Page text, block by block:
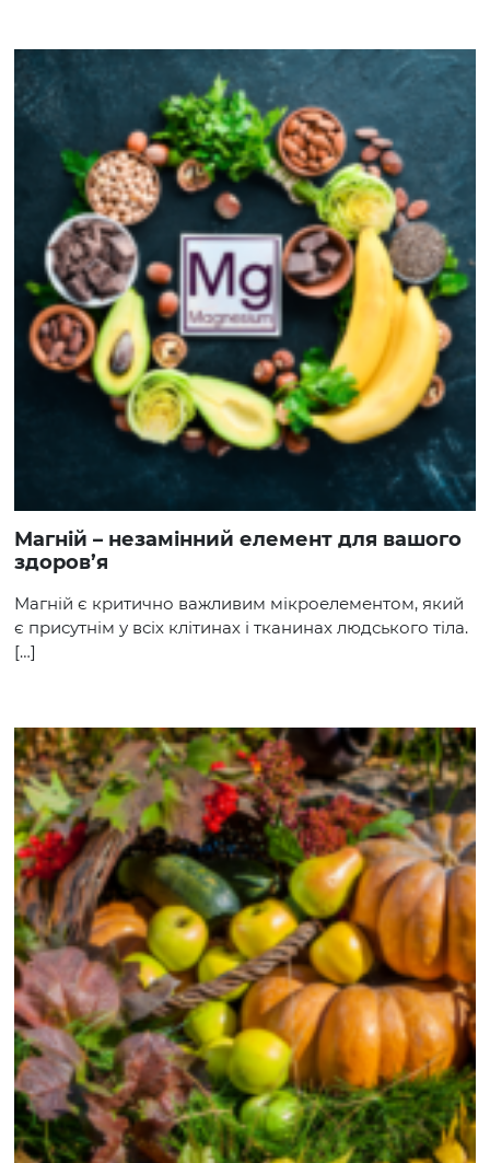
Магній – незамінний елемент для вашого
здоров’я
Магній є критично важливим мікроелементом, який
є присутнім у всіх клітинах і тканинах людського тіла.
[…]